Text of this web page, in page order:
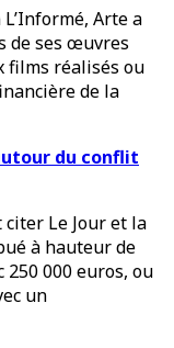
Arte a
de ses œuvres
films réalisés ou
de la
du conflit
Le Jour et la
à hauteur de
250 000 euros, ou
un